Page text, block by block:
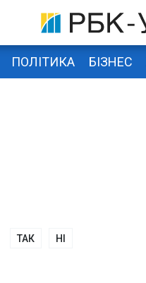
ПОЛІТИКА БІЗНЕС
ТАК НІ